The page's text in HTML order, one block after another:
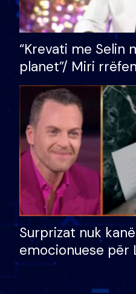
“Krevati me Selin
planet”/ Miri
bukura në
mungojë zilja e
Surprizat nuk
emocionuese për
nëna dhe fëmijët
nuk i mban dot